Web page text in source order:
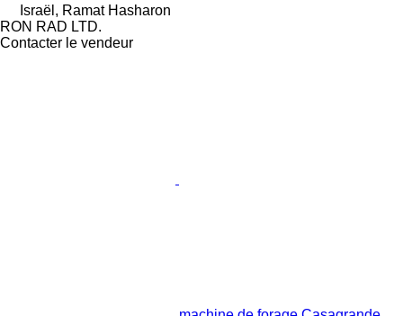
Israël, Ramat Hasharon
RON RAD LTD.
Contacter le vendeur